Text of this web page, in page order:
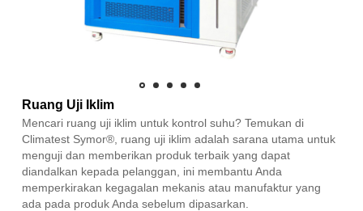
Ruang Uji Iklim
Mencari ruang uji iklim untuk kontrol suhu? Temukan di
Climatest Symor®, ruang uji iklim adalah sarana utama untuk
menguji dan memberikan produk terbaik yang dapat
diandalkan kepada pelanggan, ini membantu Anda
memperkirakan kegagalan mekanis atau manufaktur yang
ada pada produk Anda sebelum dipasarkan.